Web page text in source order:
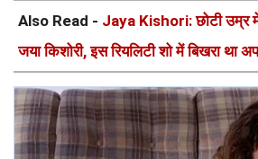
Also Read - Jaya Kishori: छोटी उम्र
जया किशोरी, इस रियलिटी शो में बिखरा था